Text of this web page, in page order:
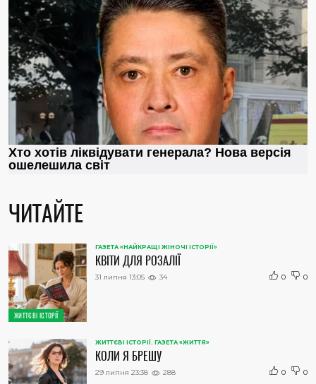
ЧИТАЙТЕ
ЖИТТЄВІ ІСТОРІЇ
ГАЗЕТА «НАЙКРАЩІ ЖІНОЧІ ІСТОРІЇ»
КВІТИ ДЛЯ РОЗАЛІЇ
31 липня 13:05 34 0 0
ЖИТТЄВІ ІСТОРІЇ. ГАЗЕТА «ЖИТТЯ»
КОЛИ Я БРЕШУ
29 липня 23:38 288 0 0